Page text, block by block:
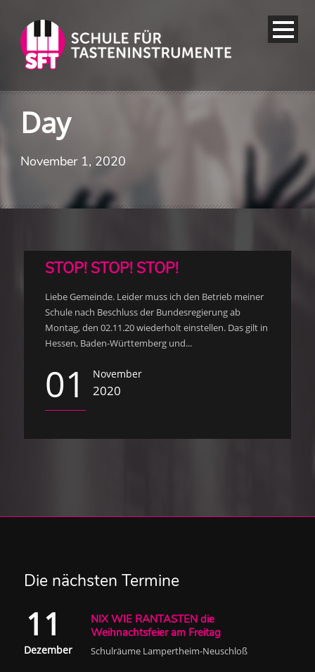
Day
November 1, 2020
STOP! STOP! STOP!
Liebe Gemeinde. Leider muss ich den Betrieb meiner
Schule nach Beschluss der Bundesregierung ab
Montag, den 02.11.20 wiederholt einstellen. Das gilt in
Hessen, Baden-Württemberg und...
01 November
2020
Die nächsten Termine
11
Dezember
NIX WIE RANTASTEN die
Weihnachtsfeier am Freitag
Schulräume Lampertheim-Neuschloß